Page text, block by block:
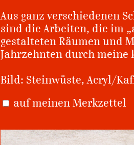
Aus ganz verschiedenen
sind die Arbeiten, die im
gestalteten Räumen und
Jahrzehnten durch
Bild: Steinwüste, Acryl/
auf meinen Merkzettel